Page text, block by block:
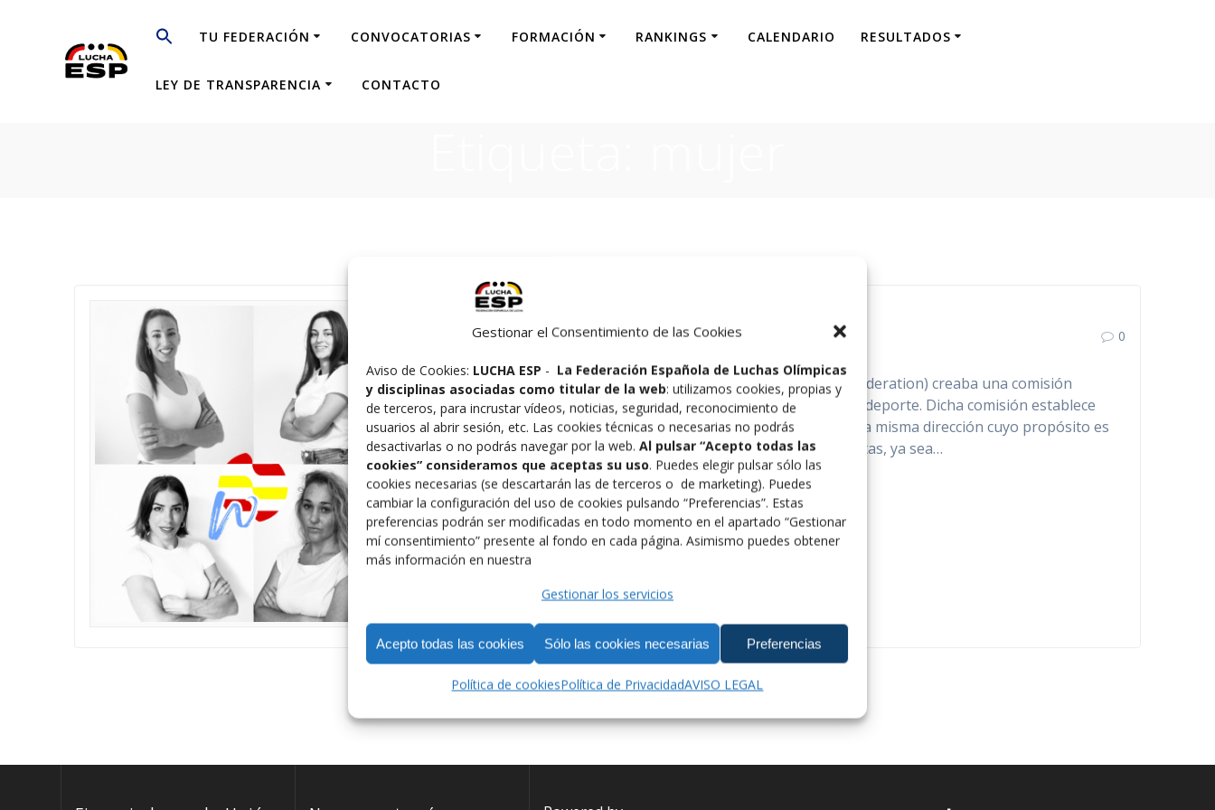
Gestionar el Consentimiento de las Cookies
Aviso de Cookies: LUCHA ESP - La Federación Española de Luchas Olímpicas
y disciplinas asociadas como titular de la web: utilizamos cookies, propias y
de terceros, para incrustar vídeos, noticias, seguridad, reconocimiento de
usuarios al abrir sesión, etc. Las cookies técnicas o necesarias no podrás
desactivarlas o no podrás navegar por la web. Al pulsar “Acepto todas las
cookies” consideramos que aceptas su uso. Puedes elegir pulsar sólo las
cookies necesarias (se descartarán las de terceros o de marketing). Puedes
cambiar la configuración del uso de cookies pulsando “Preferencias”. Estas
preferencias podrán ser modificadas en todo momento en el apartado “Gestionar
mí consentimiento” presente al fondo en cada página. Asimismo puedes obtener
más información en nuestra
Gestionar los servicios
Acepto todas las cookies Sólo las cookies necesarias Preferencias
Política de cookiesPolítica de PrivacidadAVISO LEGAL
contenido
TU FEDERACIÓN CONVOCATORIAS FORMACIÓN RANKINGS CALENDARIO RESULTADOS
LEY DE TRANSPARENCIA CONTACTO
Creación del Departamento MMAWSC
felucha_adminenMMA Amateuren 04/06/2020 0
Hace unos meses IMMAF (International Mixed Martial Arts Federation) creaba una comisión
femenina internacional dedicada a la igualdad de género en el deporte. Dicha comisión establece
lazos en cada país para fortalecer su propuesta y avanzar en la misma dirección cuyo propósito es
aumentar la participación femenina en las artes marciales mixtas, ya sea…
Leer más